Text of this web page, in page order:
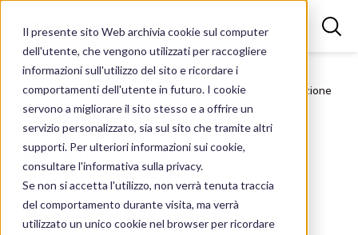
Il presente sito Web archivia cookie sul computer
dell'utente, che vengono utilizzati per raccogliere
informazioni sull'utilizzo del sito e ricordare i
comportamenti dell'utente in futuro. I cookie
servono a migliorare il sito stesso e a offrire un
servizio personalizzato, sia sul sito che tramite altri
supporti. Per ulteriori informazioni sui cookie,
consultare l'informativa sulla privacy.
Se non si accetta l'utilizzo, non verrà tenuta traccia
del comportamento durante visita, ma verrà
utilizzato un unico cookie nel browser per ricordare
Homepage Servizi
Efficienza energetica e decarbonizzazione
Pompe di calore
Efficienza energetica e
decarbonizzazione
Pompe di calore